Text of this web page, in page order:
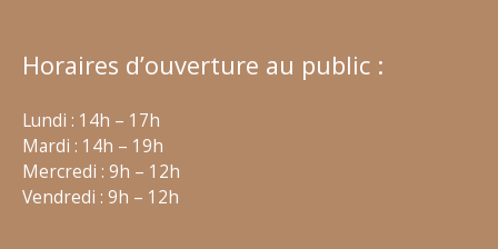
Horaires d’ouverture au public :
Lundi : 14h – 17h
Mardi : 14h – 19h
Mercredi : 9h – 12h
Vendredi : 9h – 12h